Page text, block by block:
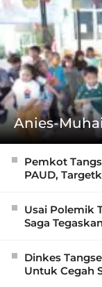
Anies-
Pemkot
PAUD,
Usai Polemik
Saga
Dinkes
Untuk Cegah